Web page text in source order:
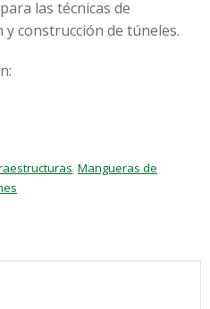
las técnicas de
construcción de túneles.
, Mangueras de